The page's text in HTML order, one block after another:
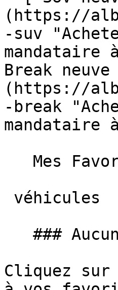
(https://
-suv
mandataire
Break
(https://
-break
Cliquez